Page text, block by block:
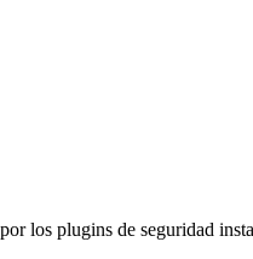
los plugins de seguridad